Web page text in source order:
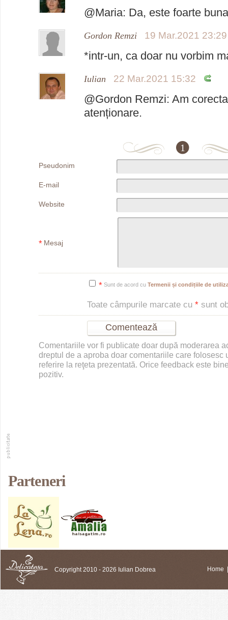
@Maria: Da, este foarte
Gordon Remzi 19 Mar.2021 23:29
*intr-un, ca doar nu vorbim
Iulian 22 Mar.2021 15:32
@Gordon Remzi: Am
atenționare.
1
Pseudonim
E-mail
Website
* Mesaj
* Sunt de acord cu Termenii și condițiile de
Toate câmpurile marcate cu * sunt
Comentariile vor fi publicate doar după moderarea
dreptul de a aproba doar comentariile care folosesc
referire la reţeta prezentată. Orice feedback este
pozitiv.
Parteneri
Copyright 2010 - 2026 Iulian Dobrea Home